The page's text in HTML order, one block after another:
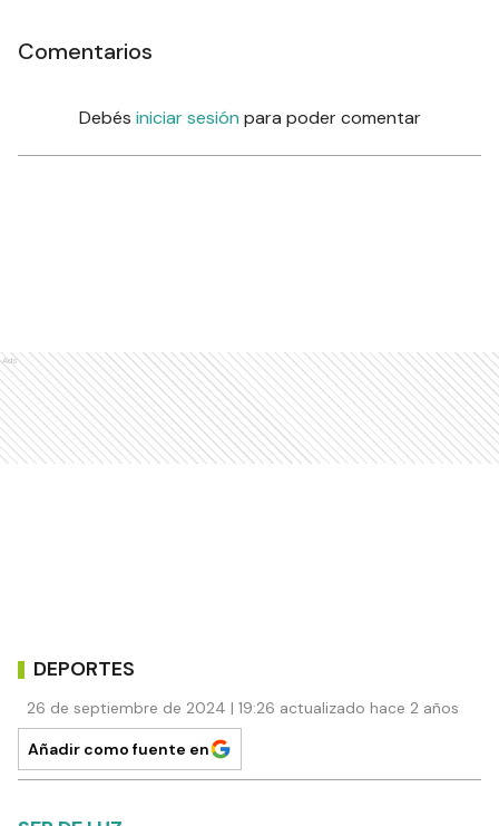
Comentarios
Debés iniciar sesión para poder comentar
Ads
DEPORTES
26 de septiembre de 2024 | 19:26 actualizado hace 2 años
Añadir como fuente en